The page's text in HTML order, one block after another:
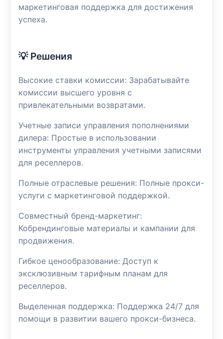
маркетинговая поддержка для достижения
успеха.
💡 Решения
Высокие ставки комиссии: Зарабатывайте
комиссии высшего уровня с
привлекательными возвратами.
Учетные записи управления пополнениями
дилера: Простые в использовании
инструменты управления учетными записями
для реселлеров.
Полные отраслевые решения: Полные прокси-
услуги с маркетинговой поддержкой.
Совместный бренд-маркетинг:
Кобрендинговые материалы и кампании для
продвижения.
Гибкое ценообразование: Доступ к
эксклюзивным тарифным планам для
реселлеров.
Выделенная поддержка: Поддержка 24/7 для
помощи в развитии вашего прокси-бизнеса.